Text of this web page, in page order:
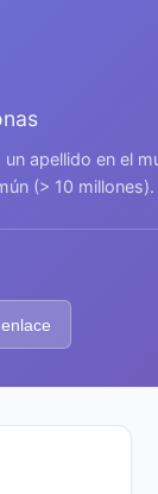
apellido en el
(> 10 millones).